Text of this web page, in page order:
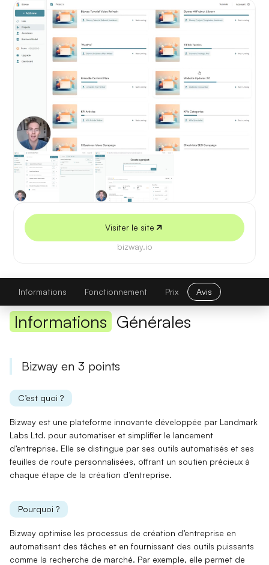
5 juillet 2026
Visiter le site
bizway.io
Bizway
Visiter le site
Informations
Fonctionnement Prix Avis
Informations Générales
Bizway en 3 points
C’est quoi ?
Bizway est une plateforme innovante développée par Landmark
Labs Ltd. pour automatiser et simplifier le lancement
d’entreprise. Elle se distingue par ses outils automatisés et ses
feuilles de route personnalisées, offrant un soutien précieux à
chaque étape de la création d’entreprise.
Pourquoi ?
Bizway optimise les processus de création d’entreprise en
automatisant des tâches et en fournissant des outils puissants
comme la recherche de marché. Par exemple, elle permet de